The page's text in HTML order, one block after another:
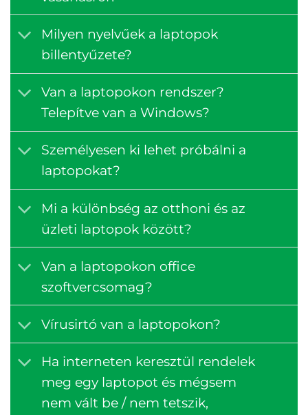
Milyen nyelvűek a laptopok
billentyűzete?
Van a laptopokon rendszer?
Telepítve van a Windows?
Személyesen ki lehet próbálni a
laptopokat?
Mi a különbség az otthoni és az
üzleti laptopok között?
Van a laptopokon office
szoftvercsomag?
Vírusirtó van a laptopokon?
Ha interneten keresztül rendelek
meg egy laptopot és mégsem
nem vált be / nem tetszik,